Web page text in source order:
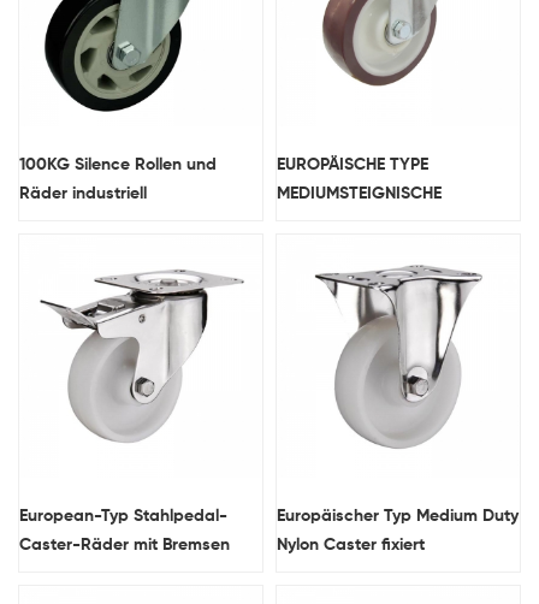
100KG Silence Rollen und
Räder industriell
EUROPÄISCHE TYPE
MEDIUMSTEIGNISCHE
European-Typ Stahlpedal-
Caster-Räder mit Bremsen
Europäischer Typ Medium Duty
Nylon Caster fixiert